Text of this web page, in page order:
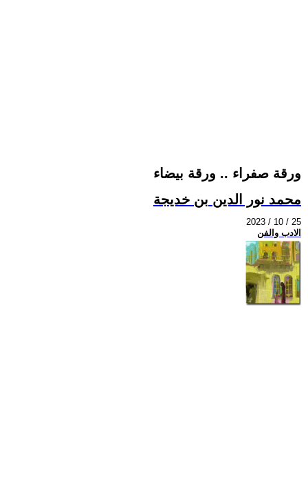
ورقة صفراء .. ورقة بيضاء
محمد نور الدين بن خديجة
2023 / 10 / 25
الادب والفن